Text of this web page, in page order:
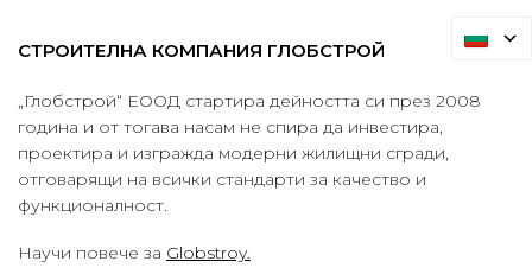
СТРОИТЕЛНА КОМПАНИЯ ГЛОБСТРОЙ
„Глобстрой“ ЕООД стартира дейността си през 2008
година и от тогава насам не спира да инвестира,
проектира и изгражда модерни жилищни сгради,
отговарящи на всички стандарти за качество и
функционалност.
Научи повече за Globstroy.